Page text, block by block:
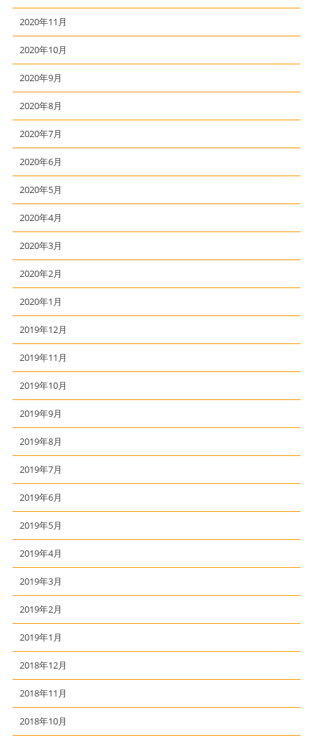
2020年11月
2020年10月
2020年9月
2020年8月
2020年7月
2020年6月
2020年5月
2020年4月
2020年3月
2020年2月
2020年1月
2019年12月
2019年11月
2019年10月
2019年9月
2019年8月
2019年7月
2019年6月
2019年5月
2019年4月
2019年3月
2019年2月
2019年1月
2018年12月
2018年11月
2018年10月